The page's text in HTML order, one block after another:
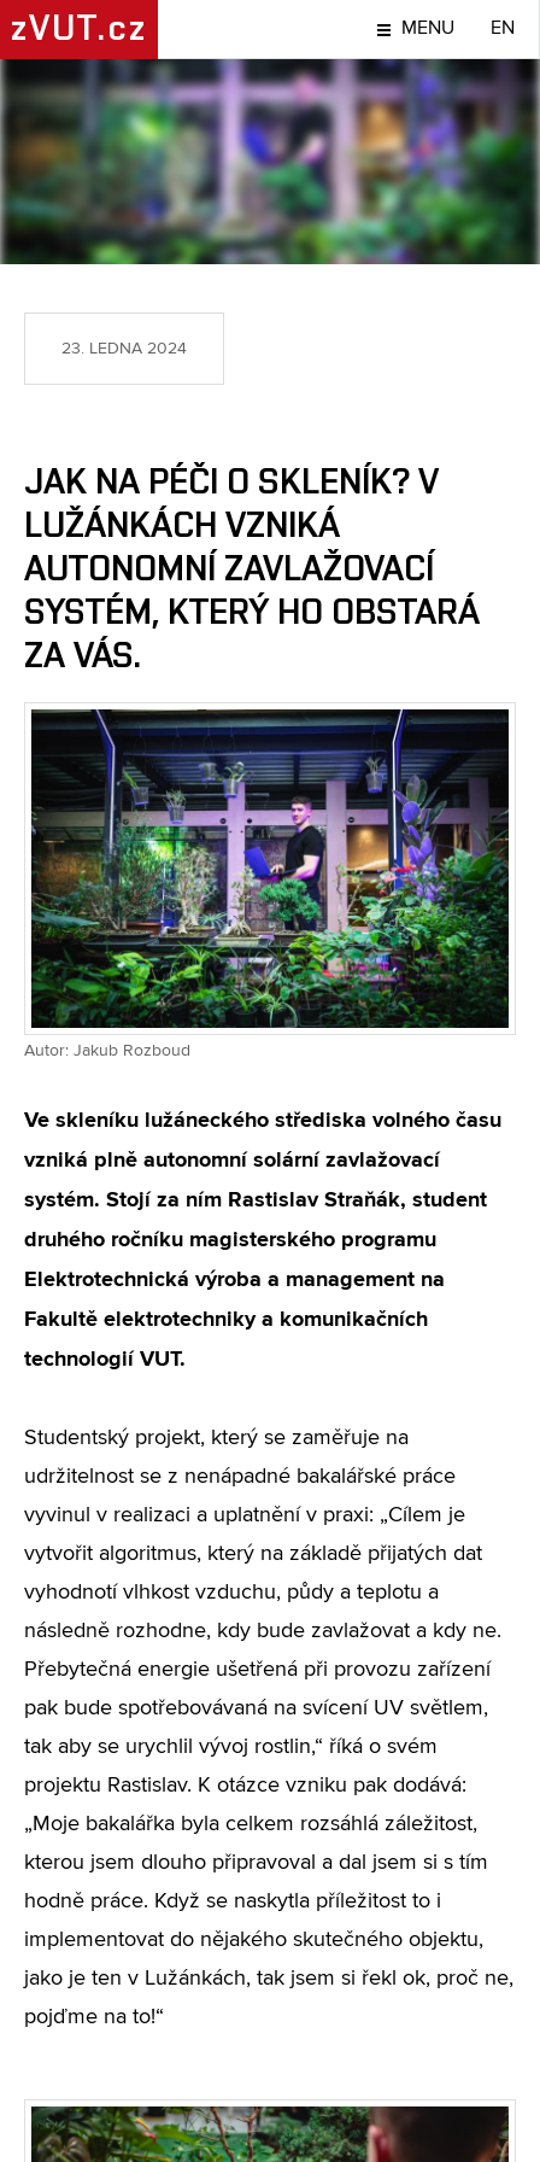
zVUT.cz MENU EN
TÉMA
23. LEDNA 2024
JAK NA PÉČI O SKLENÍK? V
LUŽÁNKÁCH VZNIKÁ
AUTONOMNÍ ZAVLAŽOVACÍ
SYSTÉM, KTERÝ HO OBSTARÁ
ZA VÁS.
Autor: Jakub Rozboud
Ve skleníku lužáneckého střediska volného času
vzniká plně autonomní solární zavlažovací
systém. Stojí za ním Rastislav Straňák, student
druhého ročníku magisterského programu
Elektrotechnická výroba a management na
Fakultě elektrotechniky a komunikačních
technologií VUT.
Studentský projekt, který se zaměřuje na
udržitelnost se z nenápadné bakalářské práce
vyvinul v realizaci a uplatnění v praxi: „Cílem je
vytvořit algoritmus, který na základě přijatých dat
vyhodnotí vlhkost vzduchu, půdy a teplotu a
následně rozhodne, kdy bude zavlažovat a kdy ne.
Přebytečná energie ušetřená při provozu zařízení
pak bude spotřebovávaná na svícení UV světlem,
tak aby se urychlil vývoj rostlin,“ říká o svém
projektu Rastislav. K otázce vzniku pak dodává:
„Moje bakalářka byla celkem rozsáhlá záležitost,
kterou jsem dlouho připravoval a dal jsem si s tím
hodně práce. Když se naskytla příležitost to i
implementovat do nějakého skutečného objektu,
jako je ten v Lužánkách, tak jsem si řekl ok, proč ne,
pojďme na to!“